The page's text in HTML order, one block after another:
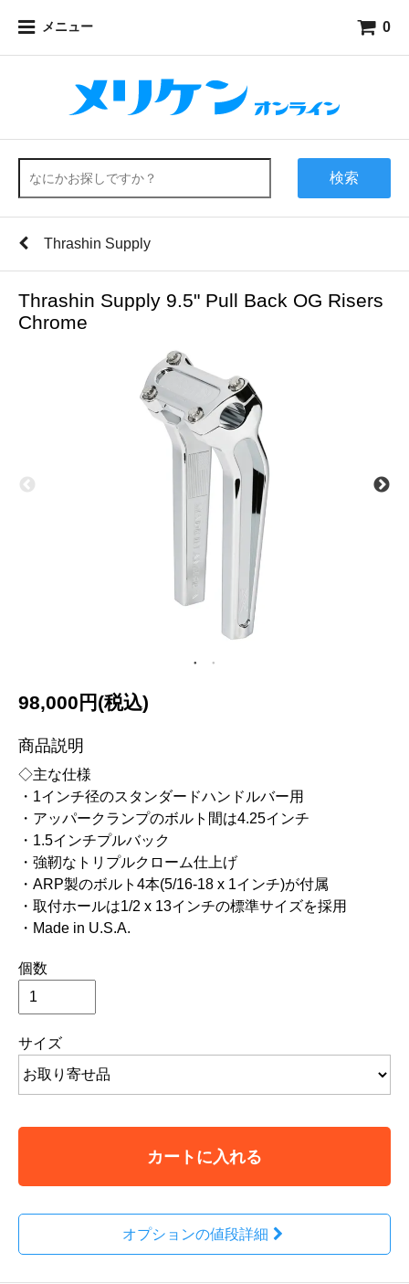
メニュー 0
検索
Thrashin Supply
Thrashin Supply 9.5" Pull Back OG Risers
Chrome
98,000円(税込)
商品説明
◇主な仕様
・1インチ径のスタンダードハンドルバー用
・アッパークランプのボルト間は4.25インチ
・1.5インチプルバック
・強靭なトリプルクローム仕上げ
・ARP製のボルト4本(5/16-18 x 1インチ)が付属
・取付ホールは1/2 x 13インチの標準サイズを採用
・Made in U.S.A.
個数
サイズ
カートに入れる
オプションの値段詳細